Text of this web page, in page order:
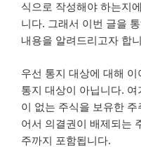
식으로 작성해야 하는지
니다. 그래서 이번 글을
내용을 알려드리고자 합
우선 통지 대상에 대해
통지 대상이 아닙니다.
이 없는 주식을 보유한
어서 의결권이 배제되는
주까지 포함됩니다.